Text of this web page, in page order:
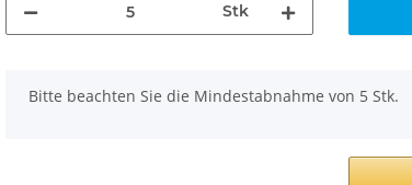
Stk
x
Bitte beachten Sie die Mindestabnahme von 5 Stk.